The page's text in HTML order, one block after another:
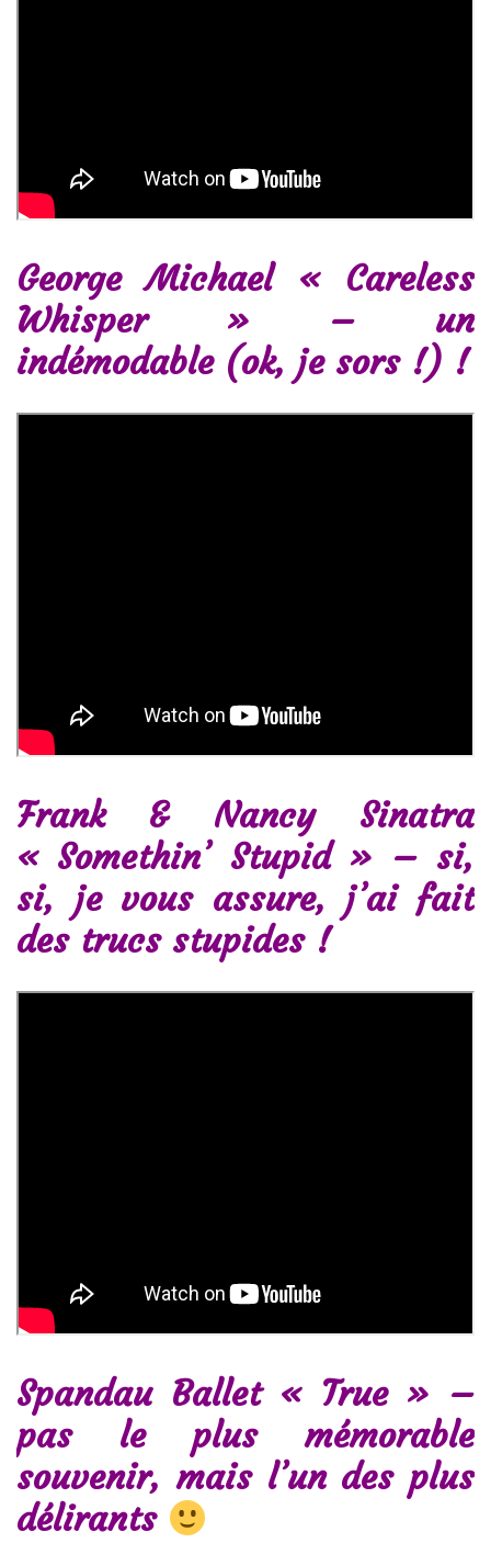
George Michael « Careless
Whisper » – un
indémodable (ok, je sors !) !
Frank & Nancy Sinatra
« Somethin’ Stupid » – si,
si, je vous assure, j’ai fait
des trucs stupides !
Spandau Ballet « True » –
pas le plus mémorable
souvenir, mais l’un des plus
délirants